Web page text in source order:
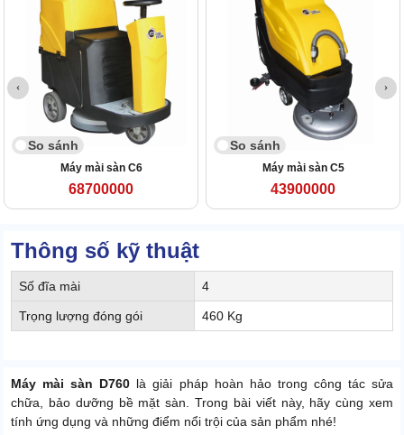
So sánh
Máy mài sàn C6
68700000
So sánh
Máy mài sàn C5
43900000
Thông số kỹ thuật
Số đĩa mài 4
Trọng lượng đóng gói 460 Kg
Máy mài sàn D760 là giải pháp hoàn hảo trong công tác sửa
chữa, bảo dưỡng bề mặt sàn. Trong bài viết này, hãy cùng xem
tính ứng dụng và những điểm nổi trội của sản phẩm nhé!